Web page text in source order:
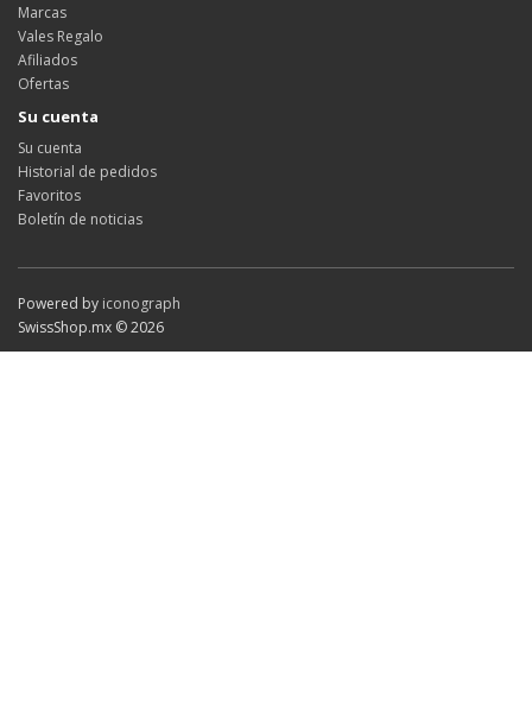
Marcas
Vales Regalo
Afiliados
Ofertas
Su cuenta
Su cuenta
Historial de pedidos
Favoritos
Boletín de noticias
Powered by iconograph
SwissShop.mx © 2026